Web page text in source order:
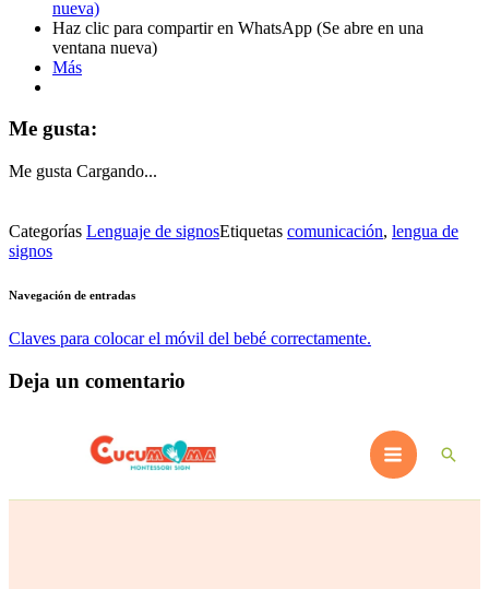
nueva)
Haz clic para compartir en WhatsApp (Se abre en una
ventana nueva)
Más
Me gusta:
Me gusta Cargando...
Categorías Lenguaje de signosEtiquetas comunicación, lengua de
signos
Navegación de entradas
Claves para colocar el móvil del bebé correctamente.
Deja un comentario